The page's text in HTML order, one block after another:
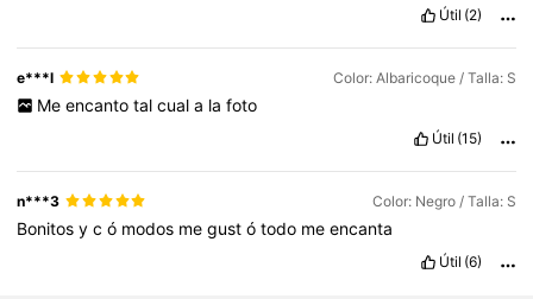
Útil (2)
e***l Color: Albaricoque / Talla: S
Me encanto tal cual a la foto
Útil (15)
n***3 Color: Negro / Talla: S
Bonitosycó modos megustótodo meencanta
Útil (6)